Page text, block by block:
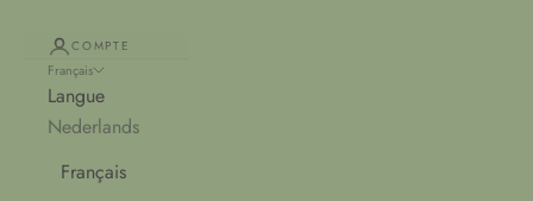
COMPTE
Français
Langue
Nederlands
Français